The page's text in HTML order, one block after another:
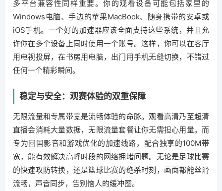
多平台兼容性同样重要。你的观看设备可能包括家里的
Windows电脑、手边的苹果MacBook、随身携带的安卓或
iOS手机。一个好的加速器应该全面支持这些系统，并且允
许你在多个设备上同时使用一个账号。这样，你可以在客厅
用电视投屏，在书房用电脑，出门用手机无缝切换，不错过
任何一个精彩瞬间。
稳定与安全：观赛体验的双重保障
无限流量和专属带宽是流畅体验的命脉。观看高清乃至超清
直播会消耗大量数据，无限流量套餐让你无需担心用量。而
专为回国影音和游戏优化的加速线路，配合独享的100M带
宽，能有效解决高峰时段的网络拥堵问题。无论是足球比赛
的快速攻防转换，还是篮球比赛的绝杀时刻，画面都能丝滑
流畅，声音同步，告别恼人的缓冲圈。